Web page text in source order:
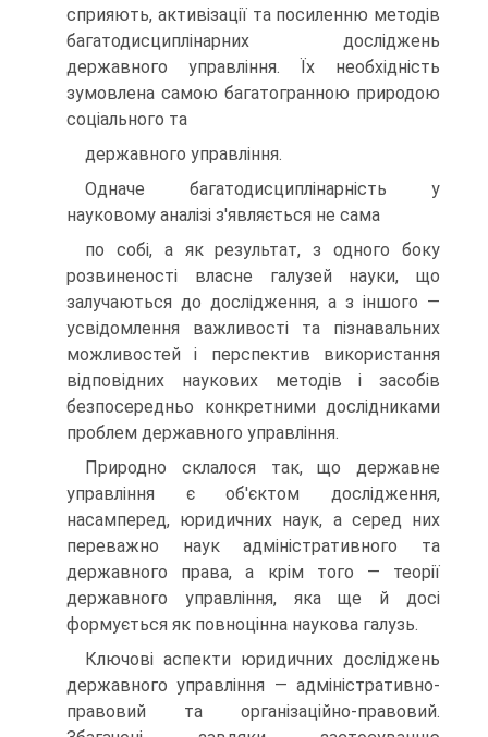
сприяють, активізації та посиленню методів
багатодисциплінарних досліджень
державного управління. Їх необхідність
зумовлена самою багатогранною природою
соціального та
державного управління.
Одначе багатодисциплінарність у
науковому аналізі з'являється не сама
по собі, а як результат, з одного боку
розвиненості власне галузей науки, що
залучаються до дослідження, а з іншого —
усвідомлення важливості та пізнавальних
можливостей і перспектив використання
відповідних наукових методів і засобів
безпосередньо конкретними дослідниками
проблем державного управління.
Природно склалося так, що державне
управління є об'єктом дослідження,
насамперед, юридичних наук, а серед них
переважно наук адміністративного та
державного права, а крім того — теорії
державного управління, яка ще й досі
формується як повноцінна наукова галузь.
Ключові аспекти юридичних досліджень
державного управління — адміністративно-
правовий та організаційно-правовий.